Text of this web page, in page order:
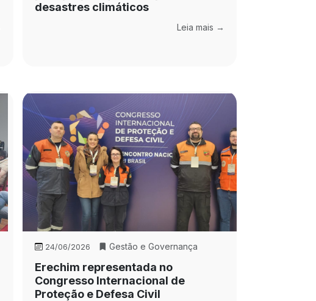
desastres climáticos
Leia mais →
24/06/2026 Gestão e Governança
Erechim representada no
Congresso Internacional de
Proteção e Defesa Civil